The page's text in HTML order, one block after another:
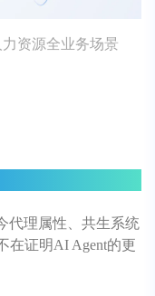
资源全业务场景
代理属性、共生系统
在证明AI Agent的更